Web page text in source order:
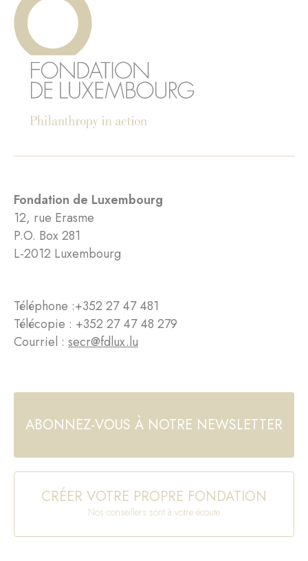
Fondation de Luxembourg
12, rue Erasme
P.O. Box 281
L-2012 Luxembourg
Téléphone :+352 27 47 481
Télécopie : +352 27 47 48 279
Courriel : secr@fdlux.lu
ABONNEZ-VOUS À NOTRE NEWSLETTER
CRÉER VOTRE PROPRE FONDATION
Nos conseillers sont à votre écoute